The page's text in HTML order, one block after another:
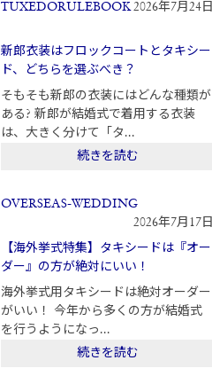
TUXEDORULEBOOK 2026年7月24日
新郎衣装はフロックコートとタキシー
ド、どちらを選ぶべき？
そもそも新郎の衣装にはどんな種類が
ある? 新郎が結婚式で着用する衣装
は、大きく分けて「タ...
続きを読む
OVERSEAS-WEDDING
2026年7月17日
【海外挙式特集】タキシードは『オー
ダー』の方が絶対にいい！
海外挙式用タキシードは絶対オーダー
がいい！ 今年から多くの方が結婚式
を行うようになっ...
続きを読む